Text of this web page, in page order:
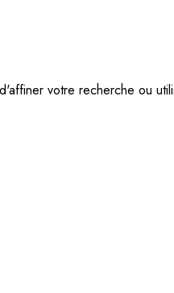
votre recherche ou